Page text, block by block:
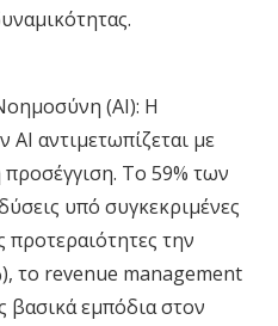
.
(AI): Η
αντιμετωπίζεται με
προσέγγιση. Το 59% των
υπό συγκεκριμένες
προτεραιότητες την
το revenue management
βασικά εμπόδια στον